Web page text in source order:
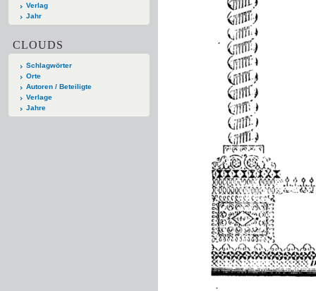
Verlag
Jahr
CLOUDS
Schlagwörter
Orte
Autoren / Beteiligte
Verlage
Jahre